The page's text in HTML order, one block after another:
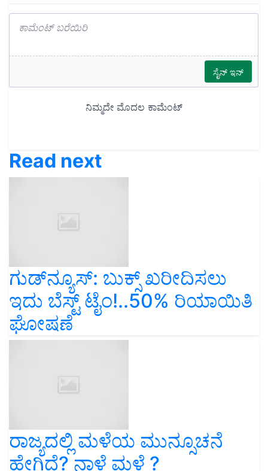
Read next
ಗುಡ್‌ನ್ಯೂಸ್‌: ಬುಕ್ಸ್‌ ಖರೀದಿಸಲು
ಇದು ಬೆಸ್ಟ್‌ ಟೈಂ!..50% ರಿಯಾಯಿತಿ
ಘೋಷಣೆ
ರಾಜ್ಯದಲ್ಲಿ ಮಳೆಯ ಮುನ್ಸೂಚನೆ
ಹೇಗಿದೆ? ನಾಳೆ ಮಳೆ ?